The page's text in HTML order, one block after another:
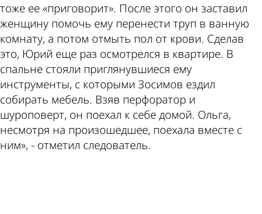
тоже ее «приговорит». После этого он заставил
женщину помочь ему перенести труп в ванную
комнату, а потом отмыть пол от крови. Сделав
это, Юрий еще раз осмотрелся в квартире. В
спальне стояли приглянувшиеся ему
инструменты, с которыми Зосимов ездил
собирать мебель. Взяв перфоратор и
шуроповерт, он поехал к себе домой. Ольга,
несмотря на произошедшее, поехала вместе с
ним», - отметил следователь.